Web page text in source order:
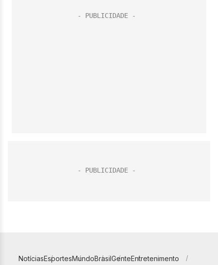
NotíciasEsportesMundoBrasilGenteEntretenimento